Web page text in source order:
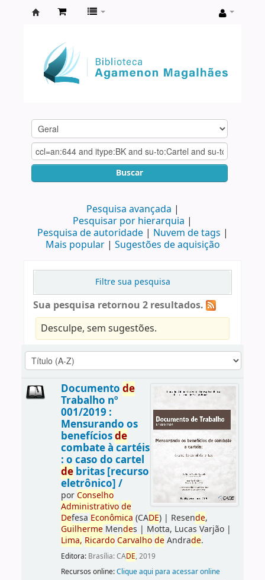
Agamenon
Magalhães
Buscar
Pesquisa avançada
Pesquisar por hierarquia
Pesquisa de autoridade
Nuvem de tags
Mais popular
Sugestões de aquisição
Filtre sua pesquisa
Sua pesquisa retornou 2 resultados.
Desculpe, sem sugestões.
Documento de
Trabalho nº
001/2019 :
Mensurando os
benefíciosde
combate à cartéis
: o caso do cartel
debritas [recurso
eletrônico] /
porConselho
Administrativo de
Defesa Econômica (CADE)| Resende,
GuilhermeMendes | Motta, Lucas Varjão|
Lima, Ricardo Carvalho deAndrade.
Editora: Brasília: CADE, 2019
Recursos online:Clique aqui para acessar online